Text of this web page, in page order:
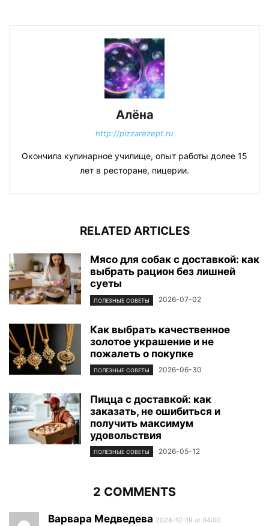
Алёна
http://pizzarezept.ru
Окончила кулинарное училище, опыт работы долее 15
лет в ресторане, пицерии.
RELATED ARTICLES
Мясо для собак с доставкой: как
выбрать рацион без лишней
суеты
ПОЛЕЗНЫЕ СОВЕТЫ 2026-07-02
Как выбрать качественное
золотое украшение и не
пожалеть о покупке
ПОЛЕЗНЫЕ СОВЕТЫ 2026-06-30
Пицца с доставкой: как
заказать, не ошибиться и
получить максимум
удовольствия
ПОЛЕЗНЫЕ СОВЕТЫ 2026-05-12
2 COMMENTS
Варвара Медведева 2024-12-19 at 04:00